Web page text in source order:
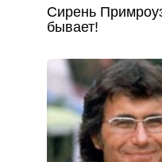
Сирень
бывает!